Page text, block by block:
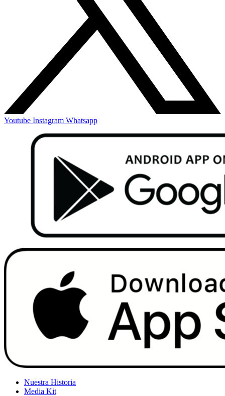
Youtube Instagram Whatsapp
Nuestra Historia
Media Kit